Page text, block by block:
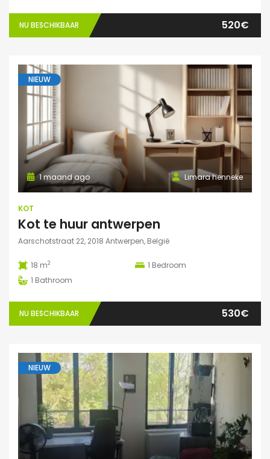
NU BESCHIKBAAR 520€
NIEUW
Limara henneke
1 maand ago
KOT
Kot te huur antwerpen
Aarschotstraat 22, 2018 Antwerpen, België
18 m2 1 Bedroom
1 Bathroom
NU BESCHIKBAAR 530€
NIEUW